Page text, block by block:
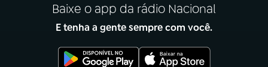
Baixe o app da rádio Nacional
E tenha a gente sempre com você.